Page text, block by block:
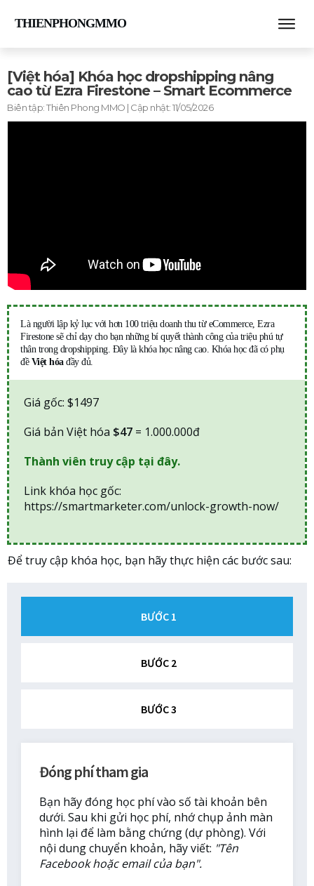
THIENPHONGMMO
[Việt hóa] Khóa học dropshipping nâng
cao từ Ezra Firestone – Smart Ecommerce
Biên tập:Thiên Phong MMO | Cập nhật:11/05/2026
Là người lập kỷ lục với hơn 100 triệu doanh thu từ eCommerce, Ezra
Firestone sẽ chỉ dạy cho bạn những bí quyết thành công của triệu phú tự
thân trong dropshipping. Đây là khóa học nâng cao. Khóa học đã có phụ
đề Việt hóa đầy đủ.
Giá gốc: $1497
Giá bản Việt hóa $47 = 1.000.000đ
Thành viên truy cập tại đây.
Link khóa học gốc:
https://smartmarketer.com/unlock-growth-now/
Để truy cập khóa học, bạn hãy thực hiện các bước sau:
BƯỚC 1
BƯỚC 2
BƯỚC 3
Đóng phí tham gia
Bạn hãy đóng học phí vào số tài khoản bên
dưới. Sau khi gửi học phí, nhớ chụp ảnh màn
hình lại để làm bằng chứng (dự phòng). Với
nội dung chuyển khoản, hãy viết: "Tên
Facebook hoặc email của bạn".